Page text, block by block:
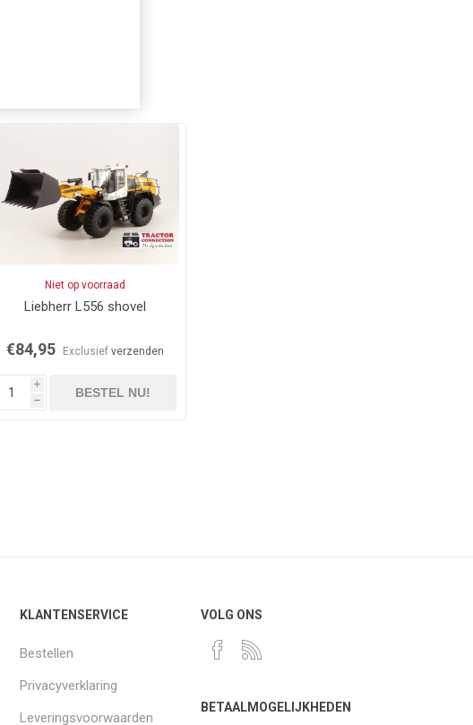
Niet op voorraad
Liebherr L556 shovel
€84,95 Exclusief verzenden
i
h
BESTEL NU!
KLANTENSERVICE
Bestellen
Privacyverklaring
Leveringsvoorwaarden
VOLG ONS
BETAALMOGELIJKHEDEN